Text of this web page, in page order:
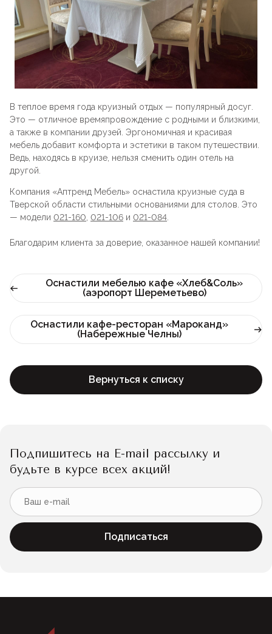
В теплое время года круизный отдых — популярный досуг.
Это — отличное времяпровождение с родными и близкими,
а также в компании друзей. Эргономичная и красивая
мебель добавит комфорта и эстетики в таком путешествии.
Ведь, находясь в круизе, нельзя сменить один отель на
другой.
Компания «Аптренд Мебель» оснастила круизные суда в
Тверской области стильными основаниями для столов. Это
— модели 021-160 021-106 и 021-084
Благодарим клиента за доверие, оказанное нашей компании!
Оснастили мебелью кафе «Хлеб&Соль»
(аэропорт Шереметьево)
Оснастили кафе-ресторан «Мароканд»
(Набережные Челны)
Вернуться к списку
Подпишитесь на E-mail рассылку и
будьте в курсе всех акций!
Подписаться
Барные
Под старину
Для летнего кафе
На металлокаркасе
Пластиковые
Банкетные
Круглые
Лофт
Конференц-столы
Квадратные
Для гостиниц
Дизайнерские
Мягкие
Барные
Банкетные
Для гостиниц
Для летнего кафе
Для общепита
Складные стулья
Складные столы
Стойки
Предметы интерьера
Подушки
Скамейки
Сцены и танцполы
Урны для фудкорта
Пластиковая мебель